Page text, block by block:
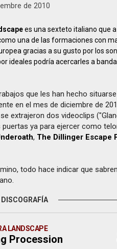
de 2010
es una sexteto italiano que
una de las formaciones con
gracias a su gusto por los
ideales podría acercarles a
que les han hecho situarse
en el mes de diciembre de
extrajeron dos videoclips
ya para ejercer como
, The Dillinger Escape
todo hace indicar que
DISCOGRAFÍA
LANDSCAPE
Procession